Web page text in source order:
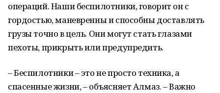
операций. Наши беспилотники, говорит он с
гордостью, маневренны и способны доставлять
грузы точно в цель. Они могут стать глазами
пехоты, прикрыть или предупредить.
– Беспилотники – это не просто техника, а
спасенные жизни, – объясняет Алмаз. – Важно